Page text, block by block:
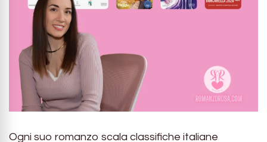
Ogni suo romanzo scala classifiche italiane